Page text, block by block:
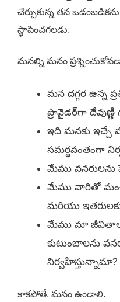
చేర్చుకున్న తన
స్థాపించగలడు.
మనల్ని మనం
మన దగ్గర ఉన్న
ప్రొవైడర్‌గా దేవుణ్ణి
ఇది మనకు ఇచ్చే
సమర్ధవంతంగా
మేము వనరులను
మేము వారితో
మరియు
మేము మా
కుటుంబాలను
నిర్వహిస్తున్నామా?
కాకపోతే, మనం ఉండాలి.